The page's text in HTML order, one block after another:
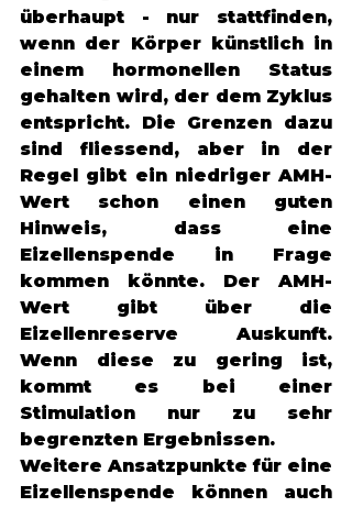
überhaupt - nur stattfinden,
wenn der Körper künstlich in
einem hormonellen Status
gehalten wird, der dem Zyklus
entspricht. Die Grenzen dazu
sind fliessend, aber in der
Regel gibt ein niedriger AMH-
Wert schon einen guten
Hinweis, dass eine
Eizellenspende in Frage
kommen könnte. Der AMH-
Wert gibt über die
Eizellenreserve Auskunft.
Wenn diese zu gering ist,
kommt es bei einer
Stimulation nur zu sehr
begrenzten Ergebnissen.
Weitere Ansatzpunkte für eine
Eizellenspende können auch